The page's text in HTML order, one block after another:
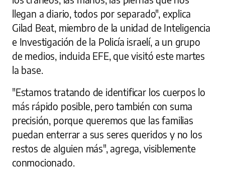
llegan a diario, todos por separado", explica
Gilad Beat, miembro de la unidad de Inteligencia
e Investigación de la Policía israelí, a un grupo
de medios, incluida EFE, que visitó este martes
la base.
"Estamos tratando de identificar los cuerpos lo
más rápido posible, pero también con suma
precisión, porque queremos que las familias
puedan enterrar a sus seres queridos y no los
restos de alguien más", agrega, visiblemente
conmocionado.